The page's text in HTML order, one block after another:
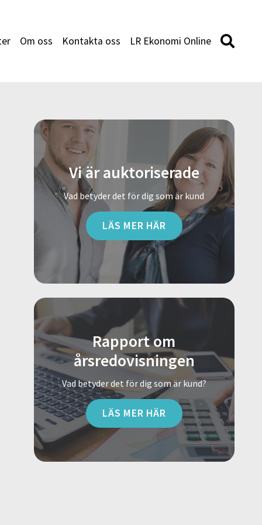
Om oss Kontakta oss LR Ekonomi Online
Vi är auktoriserade
Vad betyder det för dig som är kund
LÄS MER HÄR
Rapport om
årsredovisningen
Vad betyder det för dig som är kund?
LÄS MER HÄR